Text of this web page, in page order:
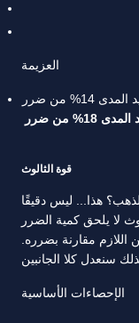
العزيمة
الشحنات المكتسبة: قتال يدوي 20%\قتال بعيد المدى 14% من ضرر
قتال يدوي 25%\قتال بعيد المدى 18% من ضرر
قوة الثالوث
هذا... ليس دقيقًا
لا يلحق كمية الضرر
اللازم مقارنة بضرره.
الإحصاءات الأساسية